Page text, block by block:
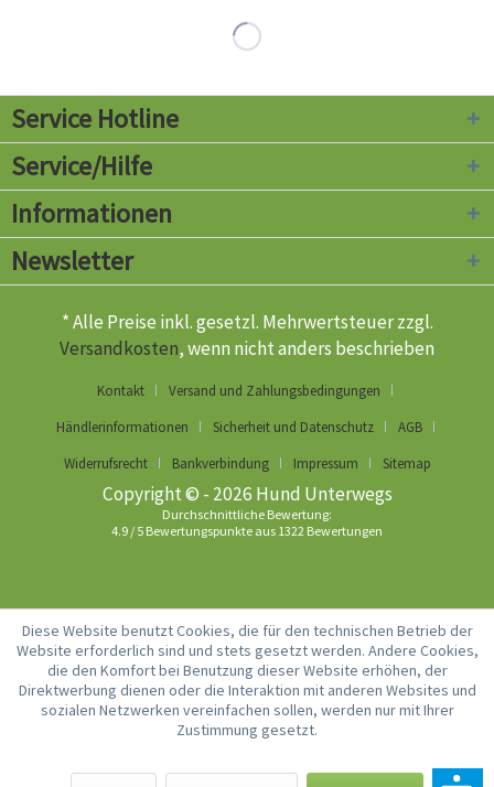
Service Hotline
Service/Hilfe
Informationen
Newsletter
* Alle Preise inkl. gesetzl. Mehrwertsteuer zzgl.
Versandkosten, wenn nicht anders beschrieben
Kontakt
Versand und Zahlungsbedingungen
Händlerinformationen
Sicherheit und Datenschutz
AGB
Widerrufsrecht
Bankverbindung Impressum Sitemap
Copyright © - 2026 Hund Unterwegs
Durchschnittliche Bewertung:
4.9 / 5 Bewertungspunkte aus 1322 Bewertungen
Diese Website benutzt Cookies, die für den technischen Betrieb der
Website erforderlich sind und stets gesetzt werden. Andere Cookies,
die den Komfort bei Benutzung dieser Website erhöhen, der
Direktwerbung dienen oder die Interaktion mit anderen Websites und
sozialen Netzwerken vereinfachen sollen, werden nur mit Ihrer
Zustimmung gesetzt.